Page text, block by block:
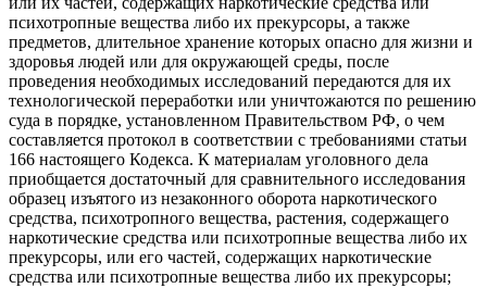
психотропные вещества либо их прекурсоры, а также
предметов, длительное хранение которых опасно для жизни и
здоровья людей или для окружающей среды, после
проведения необходимых исследований передаются для их
технологической переработки или уничтожаются по решению
суда в порядке, установленном Правительством РФ, о чем
составляется протокол в соответствии с требованиями статьи
166 настоящего Кодекса. К материалам уголовного дела
приобщается достаточный для сравнительного исследования
образец изъятого из незаконного оборота наркотического
средства, психотропного вещества, растения, содержащего
наркотические средства или психотропные вещества либо их
прекурсоры, или его частей, содержащих наркотические
средства или психотропные вещества либо их прекурсоры;